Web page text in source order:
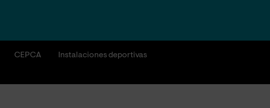
CEPCA
Instalaciones deportivas